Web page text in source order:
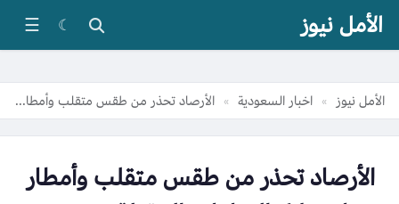
الأمل نيوز ☾
☰
الأمل نيوز » اخبار السعودية » الأرصاد تحذر من طقس متقلب وأمطار ورياح خلال الساعات المقبلة
الأرصاد تحذر من طقس متقلب وأمطار